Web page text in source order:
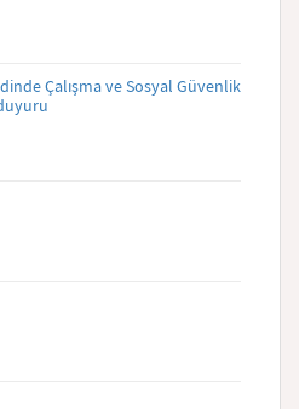
Çalışma ve Sosyal Güvenlik